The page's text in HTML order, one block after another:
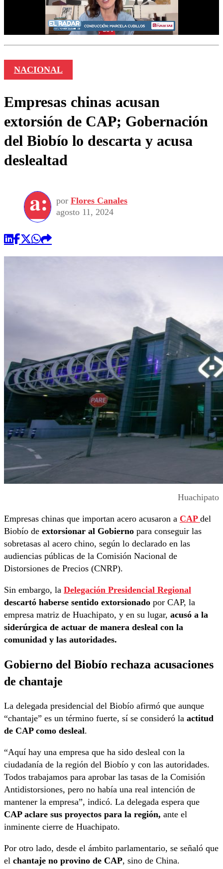
NACIONAL
Empresas chinas acusan
extorsión de CAP; Gobernación
del Biobío lo descarta y acusa
deslealtad
por Flores Canales
agosto 11, 2024
Huachipato
Empresas chinas que importan acero acusaron a CAP del
Biobío de extorsionar al Gobierno para conseguir las
sobretasas al acero chino, según lo declarado en las
audiencias públicas de la Comisión Nacional de
Distorsiones de Precios (CNRP).
Sin embargo, la Delegación Presidencial Regional
descartó haberse sentido extorsionado por CAP, la
empresa matriz de Huachipato, y en su lugar, acusó a la
siderúrgica de actuar de manera desleal con la
comunidad y las autoridades.
Gobierno del Biobío rechaza acusaciones
de chantaje
La delegada presidencial del Biobío afirmó que aunque
“chantaje” es un término fuerte, sí se consideró la actitud
de CAP como desleal.
“Aquí hay una empresa que ha sido desleal con la
ciudadanía de la región del Biobío y con las autoridades.
Todos trabajamos para aprobar las tasas de la Comisión
Antidistorsiones, pero no había una real intención de
mantener la empresa”, indicó. La delegada espera que
CAP aclare sus proyectos para la región, ante el
inminente cierre de Huachipato.
Por otro lado, desde el ámbito parlamentario, se señaló que
el chantaje no provino de CAP, sino de China.